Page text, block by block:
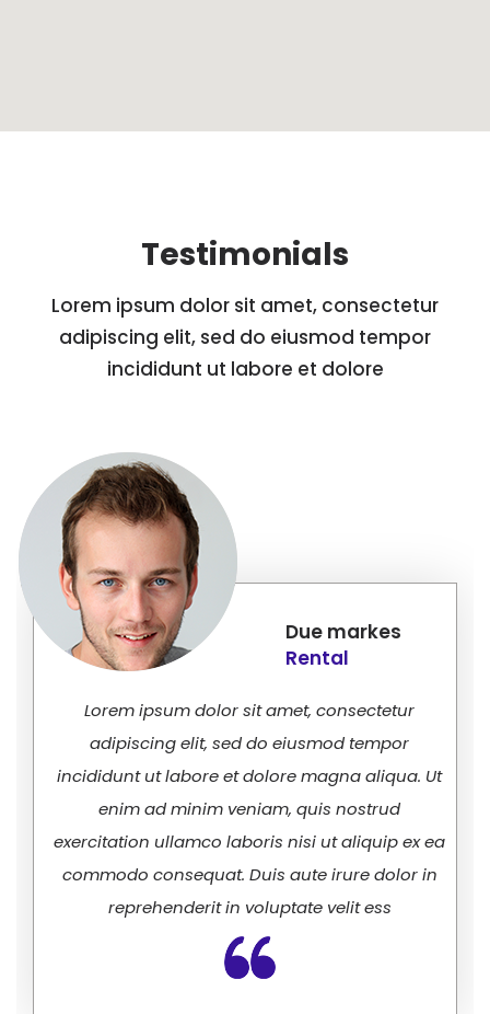
Testimonials
Lorem ipsum dolor sit amet, consectetur
adipiscing elit, sed do eiusmod tempor
incididunt ut labore et dolore
Due markes
Rental
Lorem ipsum dolor sit amet, consectetur
adipiscing elit, sed do eiusmod tempor
incididunt ut labore et dolore magna aliqua. Ut
enim ad minim veniam, quis nostrud
exercitation ullamco laboris nisi ut aliquip ex ea
commodo consequat. Duis aute irure dolor in
reprehenderit in voluptate velit ess